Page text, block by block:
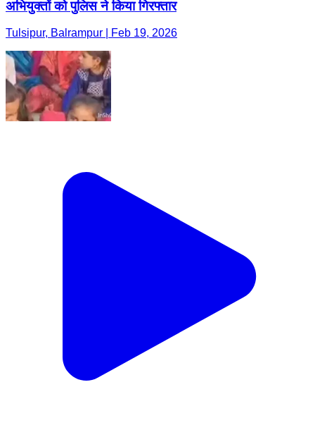
अभियुक्तों को पुलिस ने किया गिरफ्तार
Tulsipur, Balrampur | Feb 19, 2026